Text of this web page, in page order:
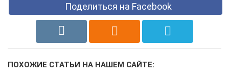
Поделиться на Facebook
ПОХОЖИЕ СТАТЬИ НА НАШЕМ САЙТЕ: